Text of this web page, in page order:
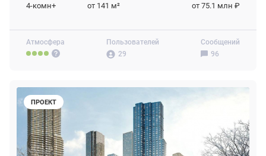
Атмосфера
Пользователей
29
Сообщений
96
4-комн+
от 141 м² от 75.1 млн ₽
ПРОЕКТ